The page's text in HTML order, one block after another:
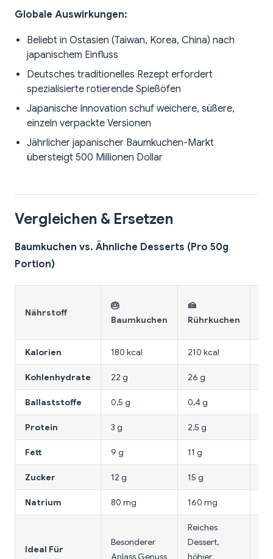
Globale Auswirkungen:
Beliebt in Ostasien (Taiwan, Korea, China) nach
japanischem Einfluss
Deutsches traditionelles Rezept erfordert
spezialisierte rotierende Spießöfen
Japanische Innovation schuf weichere, süßere,
einzeln verpackte Versionen
Jährlicher japanischer Baumkuchen-Markt
übersteigt 500 Millionen Dollar
Vergleichen & Ersetzen
Baumkuchen vs. Ähnliche Desserts (Pro 50g
Portion)
Nährstoff
🎂
Baumkuchen
🍰
Rührkuchen
Kalorien 180 kcal 210 kcal
Kohlenhydrate 22 g 26 g
Ballaststoffe 0,5 g 0,4 g
Protein 3 g 2,5 g
Fett 9 g 11 g
Zucker 12 g 15 g
Natrium 80 mg 160 mg
Ideal Für
Besonderer
Anlass Genuss
Reiches
Dessert,
höhier